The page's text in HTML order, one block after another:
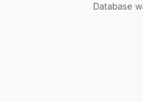
Database